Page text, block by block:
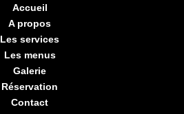
Accueil
A propos
Les services
Les menus
Galerie
Réservation
Contact